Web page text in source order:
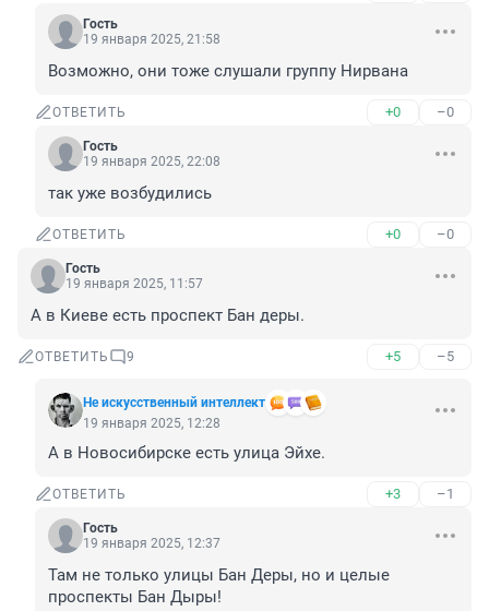
Гость
19 января 2025, 21:58
Возможно, они тоже слушали группу Нирвана
ОТВЕТИТЬ +0 –0
Гость
19 января 2025, 22:08
так уже возбудились
ОТВЕТИТЬ +0 –0
Гость
19 января 2025, 11:57
А в Киеве есть проспект Бан деры.
ОТВЕТИТЬ 9 +5 –5
Не искусственный интеллект
19 января 2025, 12:28
А в Новосибирске есть улица Эйхе.
ОТВЕТИТЬ +3 –1
Гость
19 января 2025, 12:37
Там не только улицы Бан Деры, но и целые
проспекты Бан Дыры!